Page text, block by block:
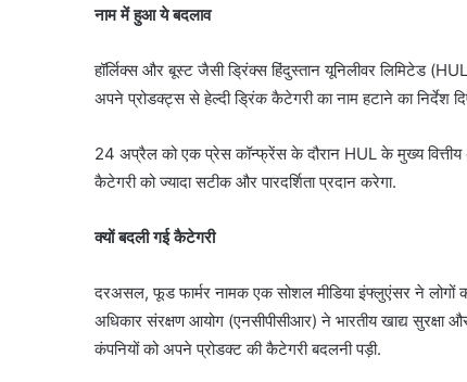
नाम में हुआ ये बदलाव
हॉर्लिक्स और बूस्ट जैसी ड्रिंक्स हिंदुस्तान यूनिलीवर लिमिटेड
अपने प्रोडक्ट्स से हेल्दी ड्रिंक कैटेगरी का नाम हटाने का निर्देश
24 अप्रैल को एक प्रेस कॉन्फ्रेंस के दौरान HUL के मुख्य वित्तीय
कैटेगरी को ज्यादा सटीक और पारदर्शिता प्रदान करेगा.
क्यों बदली गई कैटेगरी
दरअसल, फूड फार्मर नामक एक सोशल मीडिया इंफ्लुएंसर ने लोगों का
अधिकार संरक्षण आयोग (एनसीपीसीआर) ने भारतीय खाद्य
कंपनियों को अपने प्रोडक्ट की कैटेगरी बदलनी पड़ी.